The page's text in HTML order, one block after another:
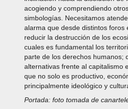
acogiendo y comprendiendo
simbologías. Necesitamos
alarma que desde distintos foros
reducir la destrucción de los
cuales es fundamental los
parte de los derechos humanos;
alternativas frente al capitalismo
que no solo es productivo,
principalmente ideológico y
Portada: foto tomada de